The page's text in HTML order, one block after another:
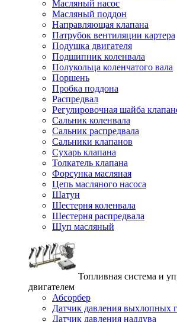
Масляный насос
Масляный поддон
Направляющая клапана
Патрубок вентиляции картера
Подушка двигателя
Подшипник коленвала
Полукольца коленчатого вала
Поршень
Пробка поддона
Распредвал
Регулировочная шайба
Сальник коленвала
Сальник распредвала
Сальники клапанов
Сухарь клапана
Толкатель клапана
Форсунка масляная
Цепь масляного насоса
Шатун
Шестерня коленвала
Шестерня распредвала
Щуп масляный
Топливная система и
двигателем
Абсорбер
Датчик давления выхлопных
Датчик давления наддува